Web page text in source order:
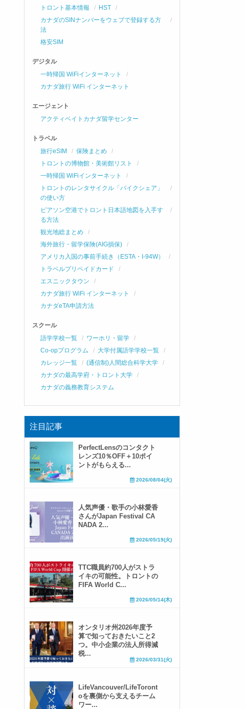
トロント基本情報
HST
カナダのSINナンバーをウェブで登録する方
法
格安SIM
デジタル
一時帰国 WiFiインターネット
カナダ旅行 WiFi インターネット
エージェント
アクティベイトカナダ留学センター
トラベル
旅行eSIM
保険まとめ
トロントの博物館・美術館リスト
一時帰国 WiFiインターネット
トロントのレンタサイクル「バイクシェア」
の使い方
ピアソン空港でトロント日本語地図を入手す
る方法
観光地総まとめ
海外旅行・留学保険(AIG損保)
アメリカ入国の事前手続き（ESTA・I-94W）
トラベルプリペイドカード
エスニックタウン
カナダ旅行 WiFi インターネット
カナダeTA申請方法
スクール
語学学校一覧
ワーホリ・留学
Co-opプログラム
大学付属語学学校一覧
カレッジ一覧
(通信制)人間総合科学大学
カナダの最高学府・トロント大学
カナダの義務教育システム
注目記事
PerfectLensのコンタクト
レンズ10％OFF＋10ポイ
ントがもらえる...
2026/08/04(火)
人気声優・歌手の小林愛香
さんがJapan Festival CA
NADA 2...
2026/05/19(火)
TTC職員約700人がストラ
イキの可能性。トロントの
FIFA World C...
2026/05/14(木)
オンタリオ州2026年度予
算で知っておきたいこと2
つ。中小企業の法人所得減
税...
2026/03/31(火)
LifeVancouver/LifeToront
oを裏側から支えるチーム
ワー...